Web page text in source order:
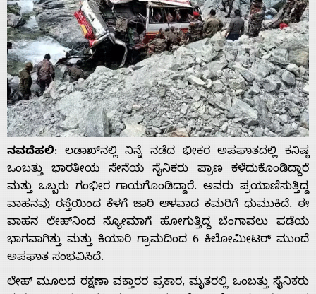
ನವದೆಹಲಿ: ಲಡಾಖ್‌ನಲ್ಲಿ ನಿನ್ನೆ ನಡೆದ ಭೀಕರ ಅಪಘಾತದಲ್ಲಿ ಕನಿಷ್ಠ
ಒಂಬತ್ತು ಭಾರತೀಯ ಸೇನೆಯ ಸೈನಿಕರು ಪ್ರಾಣ ಕಳೆದುಕೊಂಡಿದ್ದಾರೆ
ಮತ್ತು ಒಬ್ಬರು ಗಂಭೀರ ಗಾಯಗೊಂಡಿದ್ದಾರೆ. ಅವರು ಪ್ರಯಾಣಿಸುತ್ತಿದ್ದ
ವಾಹನವು ರಸ್ತೆಯಿಂದ ಕೆಳಗೆ ಜಾರಿ ಆಳವಾದ ಕಮರಿಗೆ ಧುಮುಕಿದೆ. ಈ
ವಾಹನ ಲೇಹ್‌ನಿಂದ ನ್ಯೋಮಾಗೆ ಹೋಗುತ್ತಿದ್ದ ಬೆಂಗಾವಲು ಪಡೆಯ
ಭಾಗವಾಗಿತ್ತು ಮತ್ತು ಕಿಯಾರಿ ಗ್ರಾಮದಿಂದ 6 ಕಿಲೋಮೀಟರ್ ಮುಂದೆ
ಅಪಘಾತ ಸಂಭವಿಸಿದೆ.
ಲೇಹ್ ಮೂಲದ ರಕ್ಷಣಾ ವಕ್ತಾರರ ಪ್ರಕಾರ, ಮೃತರಲ್ಲಿ ಒಂಬತ್ತು ಸೈನಿಕರು